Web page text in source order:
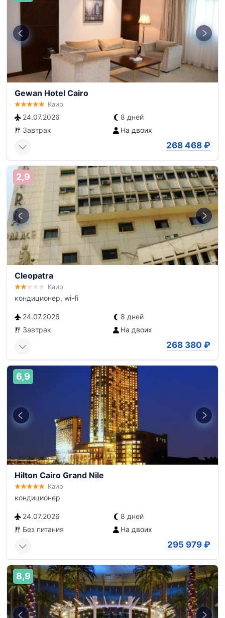
Gewan Hotel Cairo
Каир
24.07.2026
8 дней
Завтрак
На двоих
268 468 ₽
2,9
Cleopatra
Каир
кондиционер, wi-fi
24.07.2026
8 дней
Завтрак
На двоих
268 380 ₽
6,9
Hilton Cairo Grand Nile
Каир
кондиционер
24.07.2026
8 дней
Без питания
На двоих
295 979 ₽
8,9